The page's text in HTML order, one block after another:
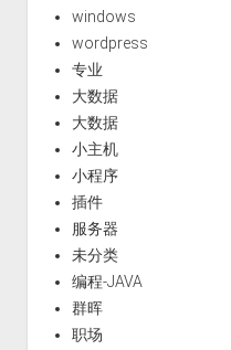
windows
wordpress
专业
大数据
大数据
小主机
小程序
插件
服务器
未分类
编程-JAVA
群晖
职场